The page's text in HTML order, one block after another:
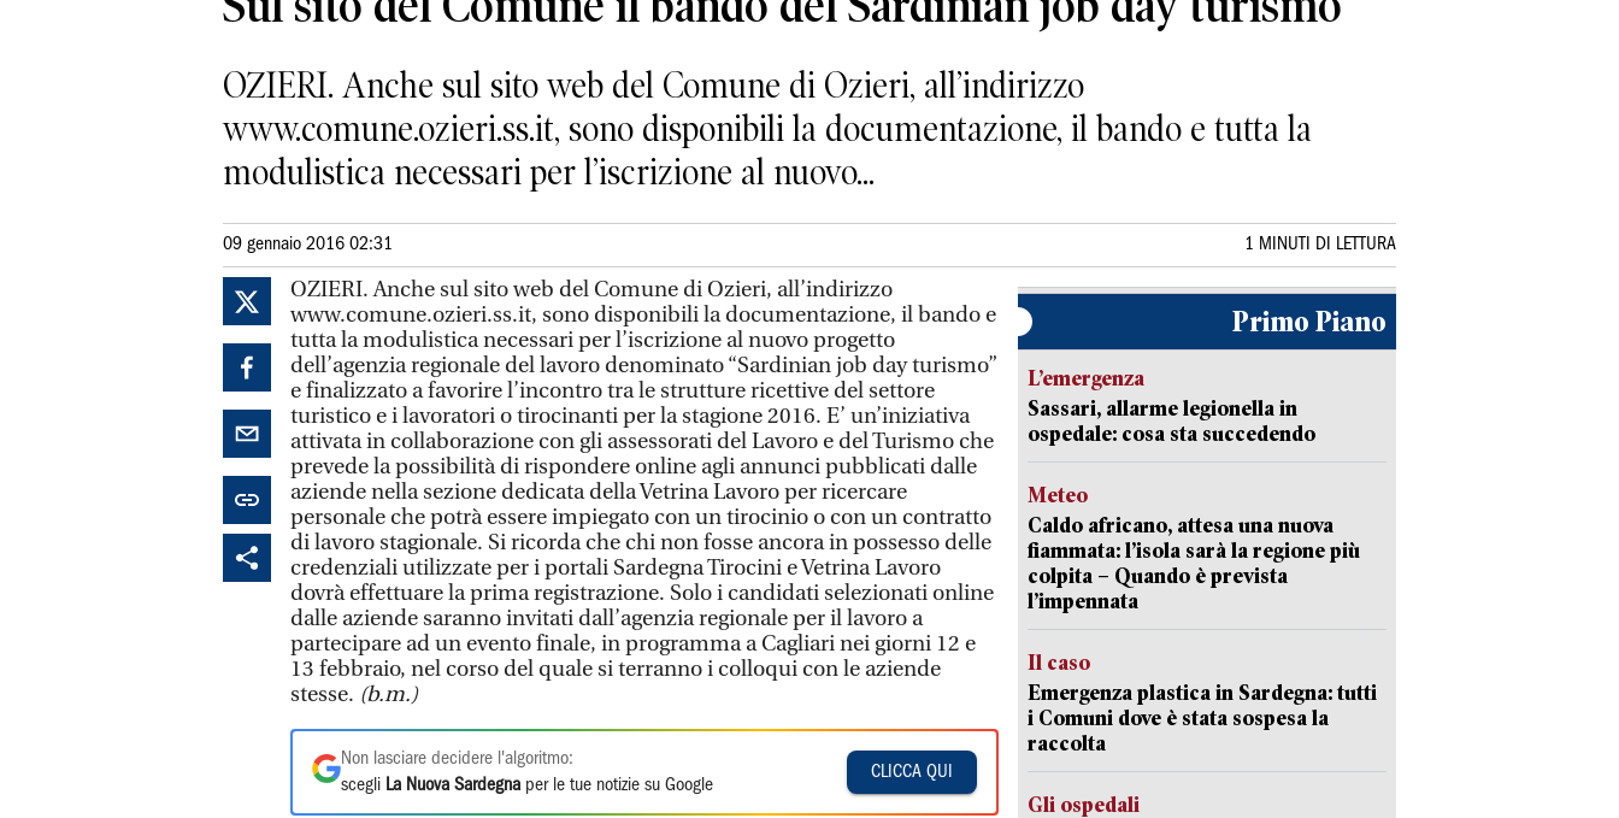
OZIERI. Anche sul sito web del Comune di Ozieri, all’indirizzo
www.comune.ozieri.ss.it, sono disponibili la documentazione, il bando e tutta la
modulistica necessari per l’iscrizione al nuovo...
09 gennaio 2016 02:31 1 MINUTI DI LETTURA
OZIERI. Anche sul sito web del Comune di Ozieri, all’indirizzo
www.comune.ozieri.ss.it, sono disponibili la documentazione, il bando e
tutta la modulistica necessari per l’iscrizione al nuovo progetto
dell’agenzia regionale del lavoro denominato “Sardinian job day turismo”
e finalizzato a favorire l’incontro tra le strutture ricettive del settore
turistico e i lavoratori o tirocinanti per la stagione 2016. E’ un’iniziativa
attivata in collaborazione con gli assessorati del Lavoro e del Turismo che
prevede la possibilità di rispondere online agli annunci pubblicati dalle
aziende nella sezione dedicata della Vetrina Lavoro per ricercare
personale che potrà essere impiegato con un tirocinio o con un contratto
di lavoro stagionale. Si ricorda che chi non fosse ancora in possesso delle
credenziali utilizzate per i portali Sardegna Tirocini e Vetrina Lavoro
dovrà effettuare la prima registrazione. Solo i candidati selezionati online
dalle aziende saranno invitati dall’agenzia regionale per il lavoro a
partecipare ad un evento finale, in programma a Cagliari nei giorni 12 e
13 febbraio, nel corso del quale si terranno i colloqui con le aziende
stesse. (b.m.)
Non lasciare decidere l'algoritmo:
scegli La Nuova Sardegna per le tue notizie su Google
CLICCA QUI
Primo Piano
L’emergenza
Sassari, allarme legionella in
ospedale: cosa sta succedendo
Meteo
Caldo africano, attesa una nuova
fiammata: l’isola sarà la regione più
colpita – Quando è prevista
l’impennata
Il caso
Emergenza plastica in Sardegna: tutti
i Comuni dove è stata sospesa la
raccolta
Gli ospedali